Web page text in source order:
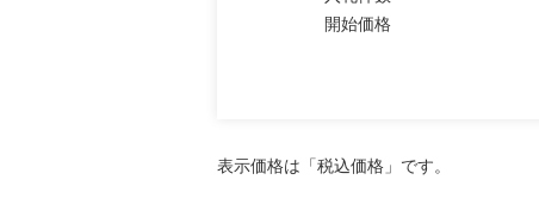
開始価格
表示価格は「税込価格」です。